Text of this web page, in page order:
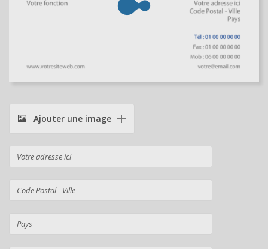
Ajouter une image